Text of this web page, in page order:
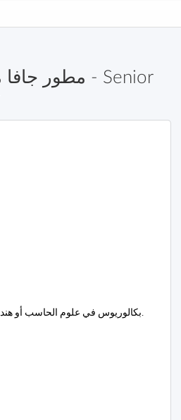
بكالوريوس في علوم الحاسب أو هندسة البرمجيات أو ما يعادلهما.